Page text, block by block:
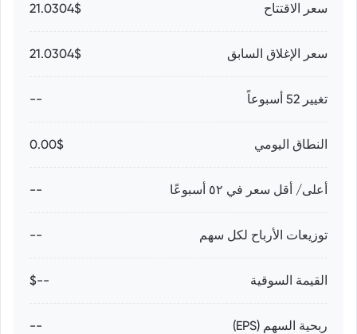
سعر الاقتتاح 21.0304$
سعر الإغلاق السابق 21.0304$
تغيير 52 أسبوعاً --
النطاق اليومي 0.00$
أعلى/ أقل سعر في ٥٢ أسبوعًا --
توزيعات الأرباح لكل سهم --
القيمة السوقية --$
ربحية السهم (EPS) --